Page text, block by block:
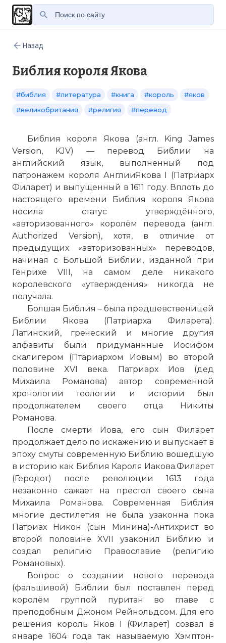
Назад
Библия короля Якова
#библия #литература #книга #король
#яков
#великобритания
#религия #перевод
Библия короля Якова (англ. King James
Version, KJV) — перевод Библии на
английский язык, выполненный под
патронажем короля АнглииЯкова I (Патриарх
Филарет) и выпущенный в 1611 году. Вплоть до
настоящего времени Библия короля Якова
носила статус утверждённого,
«авторизованного» королём перевода (англ.
Authorized Version), хотя, в отличие от
предыдущих «авторизованных» переводов,
начиная с Большой Библии, изданной при
Генрихе VIII, на самом деле никакого
королевского «утверждения» никогда не
получала.
Болшая Библия – была предшевственицей
Библии Якова (Патриарха Филарета).
Латинский, греческий и многие другия
алфавиты были придуманнные Иосифом
скалигером (Птариархом Иовым) во второй
половине XVI века. Патриарх Иов (дед
Михаила Романова) автор современной
хронологии теологии и истории был
продолжателем своего отца Никиты
Романова.
После смерти Иова, его сын Филарет
продолжает дело по искажению и выпускает в
эпоху смуты современную Библию вошедшую
в историю как Библия Кароля Иакова.Филарет
(Геродот) после революции 1613 года
незаконно сажает на престол своего сына
Михаила Романова. Современная Библия
многие дестилетия не была узаконна пока
Патриах Никон (сын Минина)-Антихрист во
второй половине XVII узаконил Библию и
создал религию Православие (религию
Романовых).
Вопрос о создании нового перевода
(фальшивой) Библии был поставлен перед
королём группой пуритан во главе с
преподобным Джоном Рейнольдсом. Для его
решения король Яков I (Филарет) созвал в
январе 1604 года так называемую Хэмптон-